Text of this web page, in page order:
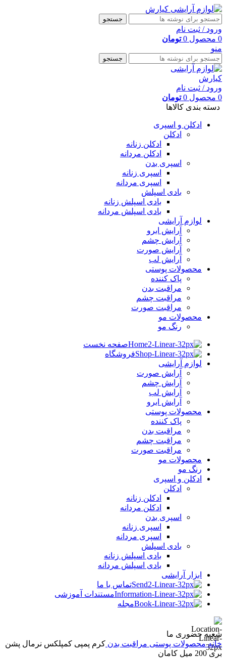
جستجو
ورود / ثبت نام
0 محصول 0 تومان
منو
جستجو
ورود / ثبت نام
0 محصول 0 تومان
دسته بندی کالاها
ادکلن و اسپری
ادکلن
ادکلن زنانه
ادکلن مردانه
اسپری بدن
اسپری زنانه
اسپری مردانه
بادی اسپلش
بادی اسپلش زنانه
بادی اسپلش مردانه
لوازم آرایشی
آرایش ابرو
آرایش چشم
آرایش صورت
آرایش لب
محصولات پوستی
پاک کننده
مراقبت بدن
مراقبت چشم
مراقبت صورت
محصولات مو
رنگ مو
صفحه نخست
فروشگاه
لوازم آرایشی
آرایش صورت
آرایش چشم
آرایش لب
آرایش ابرو
محصولات پوستی
پاک کننده
مراقبت بدن
مراقبت چشم
مراقبت صورت
محصولات مو
رنگ مو
ادکلن و اسپری
ادکلن
ادکلن زنانه
ادکلن مردانه
اسپری بدن
اسپری زنانه
اسپری مردانه
بادی اسپلش
بادی اسپلش زنانه
بادی اسپلش مردانه
ابزار آرایشی
تماس با ما
مستندات آموزشی
مجله
شعبه حضوری ما
خانهمحصولات پوستی مراقبت بدن کرم پمپی کمپلکس نرمال پشن
بری 200 میل کامان